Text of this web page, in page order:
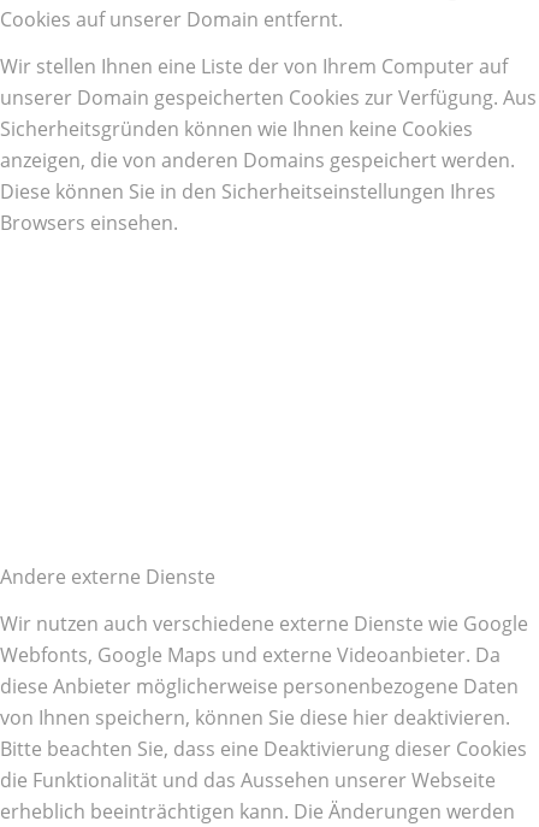
Cookies auf unserer Domain entfernt.
Wir stellen Ihnen eine Liste der von Ihrem Computer auf
unserer Domain gespeicherten Cookies zur Verfügung. Aus
Sicherheitsgründen können wie Ihnen keine Cookies
anzeigen, die von anderen Domains gespeichert werden.
Diese können Sie in den Sicherheitseinstellungen Ihres
Browsers einsehen.
Andere externe Dienste
Wir nutzen auch verschiedene externe Dienste wie Google
Webfonts, Google Maps und externe Videoanbieter. Da
diese Anbieter möglicherweise personenbezogene Daten
von Ihnen speichern, können Sie diese hier deaktivieren.
Bitte beachten Sie, dass eine Deaktivierung dieser Cookies
die Funktionalität und das Aussehen unserer Webseite
erheblich beeinträchtigen kann. Die Änderungen werden